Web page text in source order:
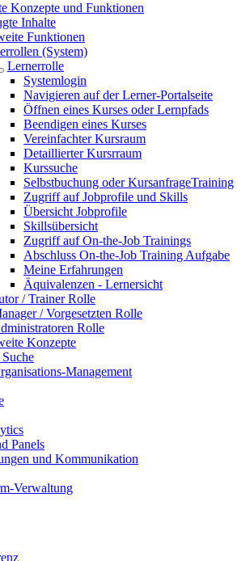
Konzepte und Funktionen
Inhalte
Funktionen
(System)
Lernerrolle
Systemlogin
Navigieren auf der Lerner-Portalseite
Öffnen eines Kurses oder Lernpfads
Beendigen eines Kurses
Vereinfachter Kursraum
Detaillierter Kursrraum
Kurssuche
Selbstbuchung oder KursanfrageTraining
Zugriff auf Jobprofile und Skills
Übersicht Jobprofile
Skillsübersicht
Zugriff auf On-the-Job Trainings
Abschluss On-the-Job Training Aufgabe
Meine Erfahrungen
Äquivalenzen - Lernersicht
/ Trainer Rolle
/ Vorgesetzten Rolle
Rolle
Konzepte
Management
Panels
und Kommunikation
Verwaltung